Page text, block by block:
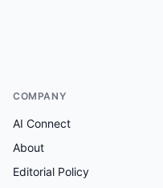
COMPANY
AI Connect
About
Editorial Policy